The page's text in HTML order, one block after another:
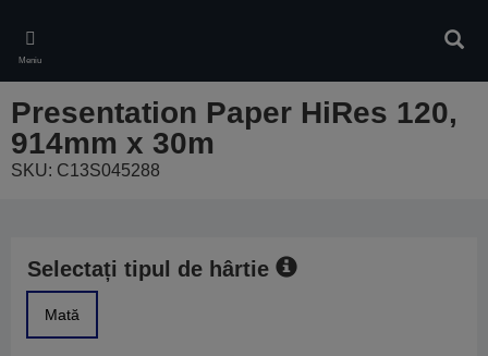
main
content
Meniu
Presentation Paper HiRes 120,
914mm x 30m
SKU: C13S045288
Selectați tipul de hârtie
Mată